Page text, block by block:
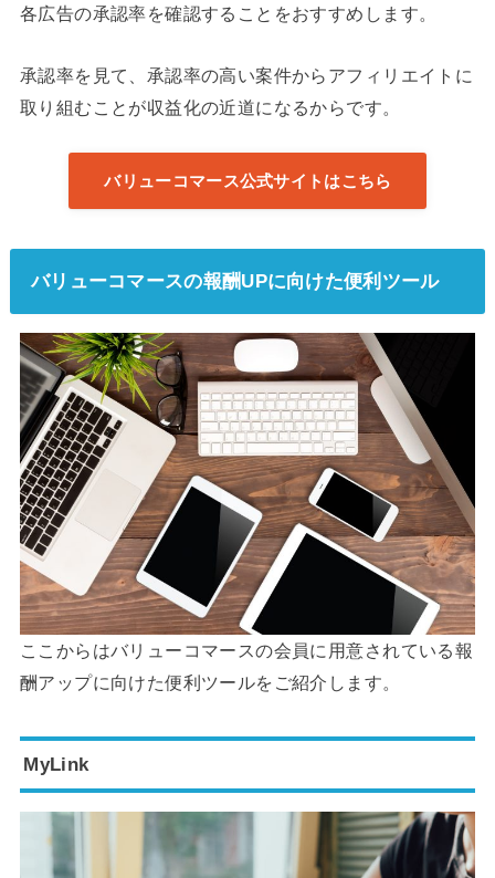
各広告の承認率を確認することをおすすめします。
承認率を見て、承認率の高い案件からアフィリエイトに
取り組むことが収益化の近道になるからです。
バリューコマース公式サイトはこちら
バリューコマースの報酬UPに向けた便利ツール
ここからはバリューコマースの会員に用意されている報
酬アップに向けた便利ツールをご紹介します。
MyLink